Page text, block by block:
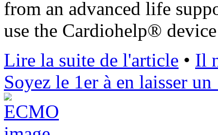
from an advanced life
use the Cardiohelp®
Lire la suite de l'article • Il
Soyez le 1er à en laisser un